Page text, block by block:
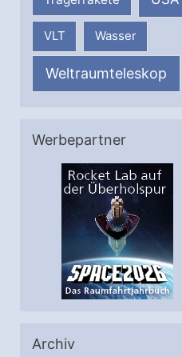
VLT Wasser
Weltraumteleskop
Werbepartner
Archiv